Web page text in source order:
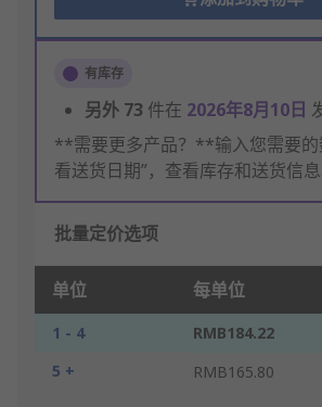
有库存
另外 73 件在 2026年8月10日
**需要更多产品？**输入您需要的
看送货日期”，查看库存和送货信息
批量定价选项
单位 每单位
1 - 4
RMB184.22
5 +
RMB165.80